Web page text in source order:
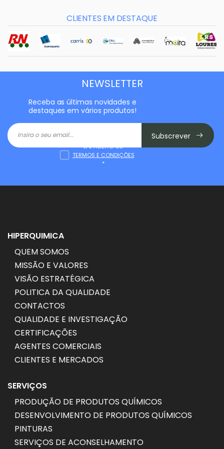
CLIENTES EM DESTAQUE
NEWSLETTER
Receba as últimas novidades e
destaques em vários produtos!
Subscrever
LI E ACEITO OS
TERMOS E CONDIÇÕES
*
HIPERQUIMICA
QUEM SOMOS
MISSÃO E VALORES
VISÃO ESTRATÉGICA
POLITICA DA QUALIDADE
CONTACTOS
QUALIDADE E INVESTIGAÇÃO
CERTIFICAÇÕES
AGENTES COMERCIAIS
CLIENTES E MERCADOS
SERVIÇOS
PRODUÇÃO DE PRODUTOS QUÍMICOS
DESENVOLVIMENTO DE PRODUTOS QUÍMICOS
PINTURAS
SERVIÇOS DE ACONSELHAMENTO